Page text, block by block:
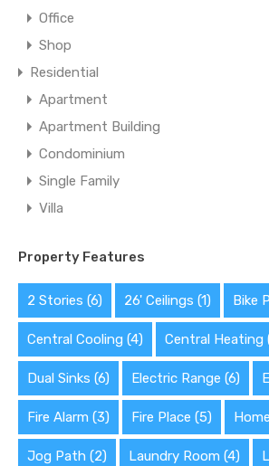
Office
Shop
Residential
Apartment
Apartment Building
Condominium
Single Family
Villa
Property Features
2 Stories (6) 26' Ceilings (1) Bike
Central Cooling (4) Central Heating
Dual Sinks (6) Electric Range (6)
Fire Alarm (3) Fire Place (5)
Jog Path (2) Laundry Room (4)